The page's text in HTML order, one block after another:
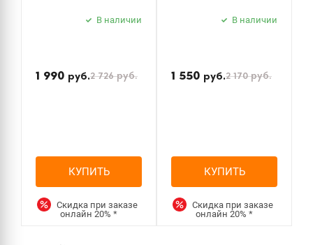
В наличии
1 990 руб.2 726руб.
КУПИТЬ
Скидка при заказе
онлайн20%*
В наличии
1 550 руб.2 170руб.
КУПИТЬ
Скидка при заказе
онлайн20%*